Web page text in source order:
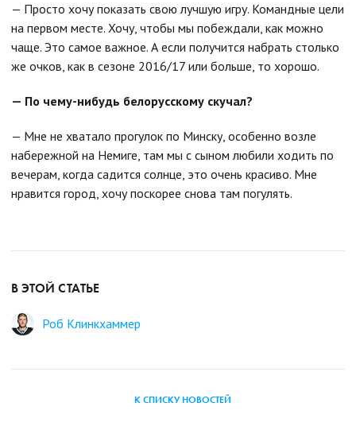
— Просто хочу показать свою лучшую игру. Командные цели
на первом месте. Хочу, чтобы мы побеждали, как можно
чаще. Это самое важное. А если получится набрать столько
же очков, как в сезоне 2016/17 или больше, то хорошо.
— По чему-нибудь белорусскому скучал?
— Мне не хватало прогулок по Минску, особенно возле
набережной на Немиге, там мы с сыном любили ходить по
вечерам, когда садится солнце, это очень красиво. Мне
нравится город, хочу поскорее снова там погулять.
В ЭТОЙ СТАТЬЕ
Роб Клинкхаммер
К СПИСКУ НОВОСТЕЙ